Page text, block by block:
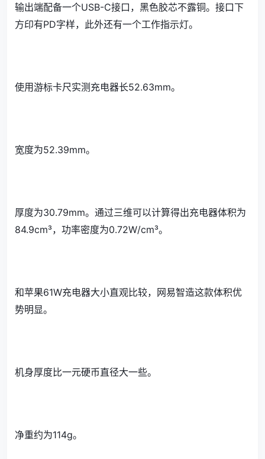
输出端配备一个USB-C接口，黑色胶芯不露铜。接口下
方印有PD字样，此外还有一个工作指示灯。
使用游标卡尺实测充电器长52.63mm。
宽度为52.39mm。
厚度为30.79mm。通过三维可以计算得出充电器体积为
84.9cm³，功率密度为0.72W/cm³。
和苹果61W充电器大小直观比较，网易智造这款体积优
势明显。
机身厚度比一元硬币直径大一些。
净重约为114g。